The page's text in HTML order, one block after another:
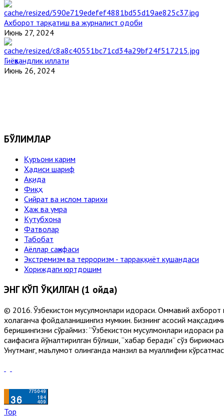
Ахборот тарқатиш ва журналист одоби
Июнь 27, 2024
Гиёҳвандлик иллати
Июнь 26, 2024
БЎЛИМЛАР
Қуръони карим
Ҳадиси шариф
Ақида
Фиқҳ
Сийрат ва ислом тарихи
Ҳаж ва умра
Кутубхона
Фатволар
Табобат
Аёллар саҳифаси
Экстремизм ва терроризм - тарраққиёт кушандаси
Хориждаги юртдошим
ЭНГ КЎП ЎҚИЛГАН (1 ойда)
© 2016. Ўзбекистон мусулмонлари идораси. Оммавий ахборот
хоҳлаганча фойдаланишингиз мумкин. Бизнинг асосий
беришингизни сўраймиз: “Ўзбекистон мусулмонлари идораси
саҳифасига йўналтирилган бўлиши, “хабар беради” сўз
Унутманг, маълумот олинганда манзил ва муаллифни
Top